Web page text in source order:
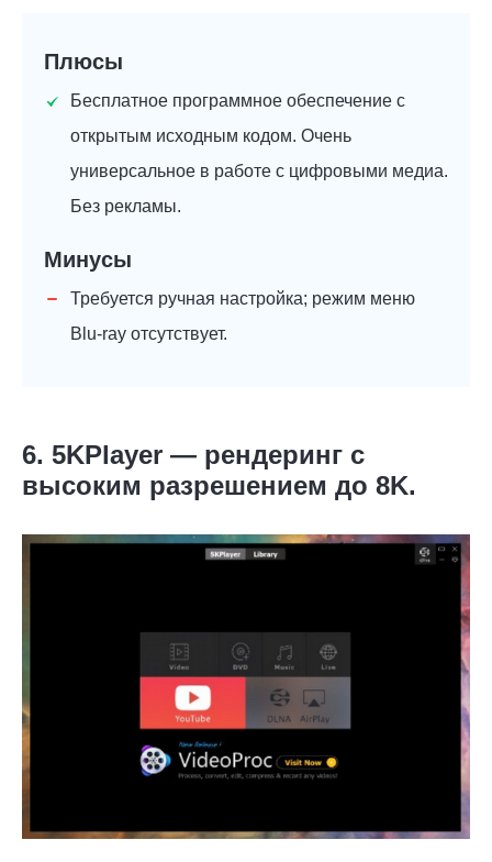
Плюсы
Бесплатное программное обеспечение с
открытым исходным кодом. Очень
универсальное в работе с цифровыми медиа.
Без рекламы.
Минусы
Требуется ручная настройка; режим меню
Blu-ray отсутствует.
6. 5KPlayer — рендеринг с
высоким разрешением до 8K.